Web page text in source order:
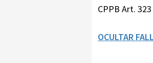
CPPB Art.
OCULTAR